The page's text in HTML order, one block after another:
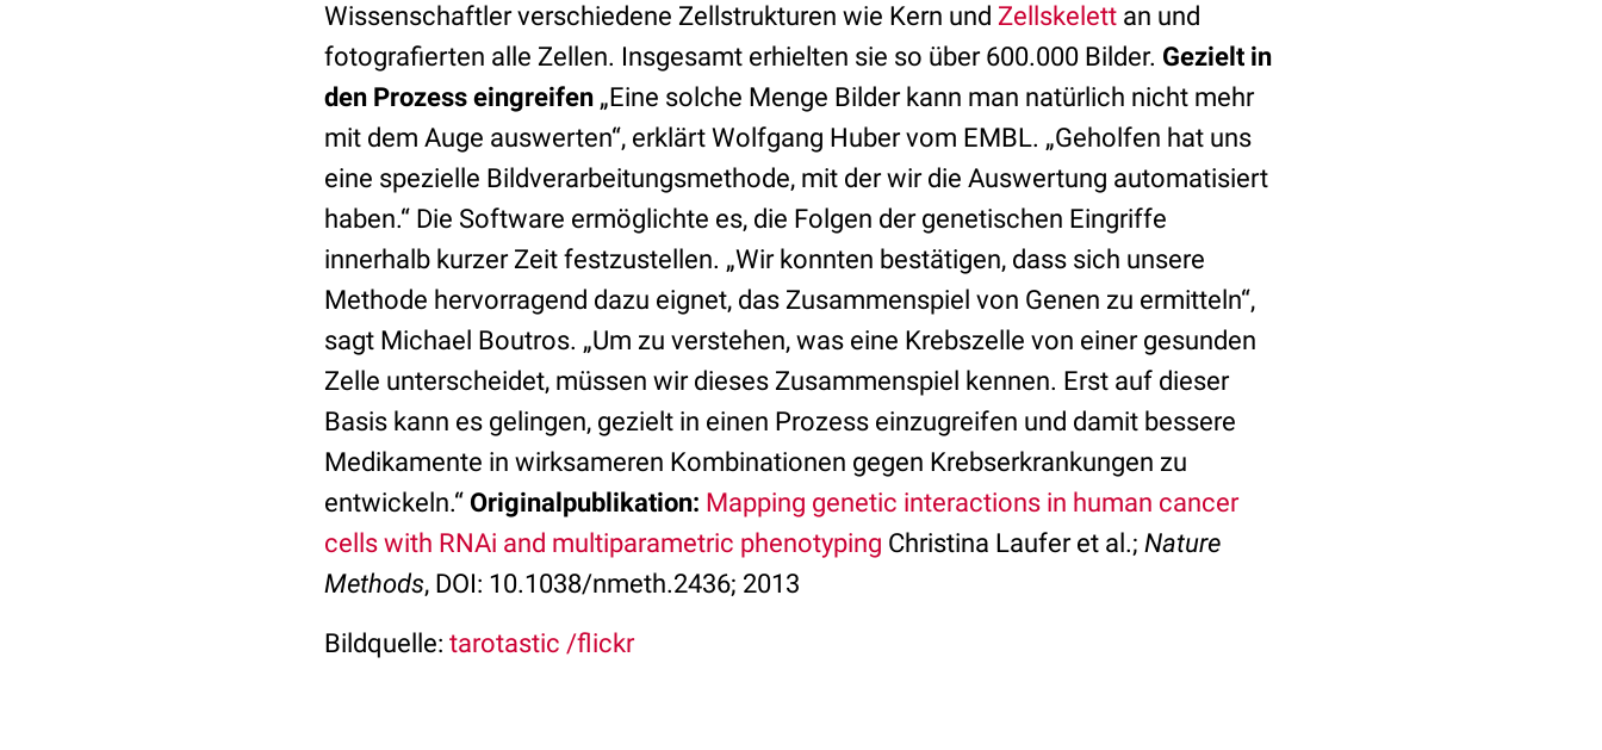
Wissenschaftler verschiedene Zellstrukturen wie Kern und Zellskelett an und
fotografierten alle Zellen. Insgesamt erhielten sie so über 600.000 Bilder. Gezielt in
den Prozess eingreifen „Eine solche Menge Bilder kann man natürlich nicht mehr
mit dem Auge auswerten“, erklärt Wolfgang Huber vom EMBL. „Geholfen hat uns
eine spezielle Bildverarbeitungsmethode, mit der wir die Auswertung automatisiert
haben.“ Die Software ermöglichte es, die Folgen der genetischen Eingriffe
innerhalb kurzer Zeit festzustellen. „Wir konnten bestätigen, dass sich unsere
Methode hervorragend dazu eignet, das Zusammenspiel von Genen zu ermitteln“,
sagt Michael Boutros. „Um zu verstehen, was eine Krebszelle von einer gesunden
Zelle unterscheidet, müssen wir dieses Zusammenspiel kennen. Erst auf dieser
Basis kann es gelingen, gezielt in einen Prozess einzugreifen und damit bessere
Medikamente in wirksameren Kombinationen gegen Krebserkrankungen zu
entwickeln.“ Originalpublikation: Mapping genetic interactions in human cancer
cells with RNAi and multiparametric phenotyping Christina Laufer et al.; Nature
Methods, DOI: 10.1038/nmeth.2436; 2013
Bildquelle: tarotastic /flickr